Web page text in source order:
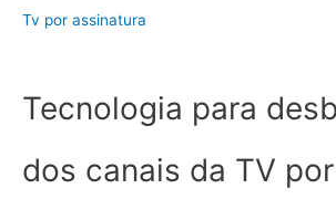
Tv por assinatura
Tecnologia para
dos canais da TV por